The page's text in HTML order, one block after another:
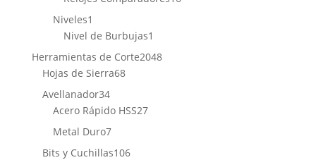
Niveles1
producto
Nivel de Burbujas1
producto
Herramientas de Corte20482048
Hojas de Sierra6868
Avellanador3434
productos
Acero Rápido HSS2727
Metal Duro77
productos
Bits y Cuchillas106106